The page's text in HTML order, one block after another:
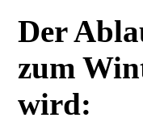
Der
zum
wird: